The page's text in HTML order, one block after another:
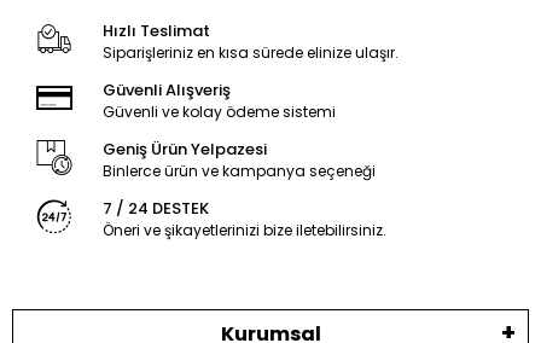
Hızlı Teslimat
Siparişleriniz en kısa sürede elinize ulaşır.
Güvenli Alışveriş
Güvenli ve kolay ödeme sistemi
Geniş Ürün Yelpazesi
Binlerce ürün ve kampanya seçeneği
7 / 24 DESTEK
Öneri ve şikayetlerinizi bize iletebilirsiniz.
Kurumsal